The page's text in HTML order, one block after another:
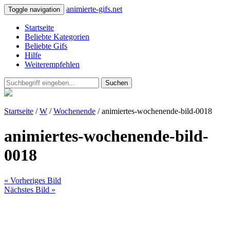
Toggle navigation animierte-gifs.net
Startseite
Beliebte Kategorien
Beliebte Gifs
Hilfe
Weiterempfehlen
Suchen
Startseite /W /Wochenende / animiertes-wochenende-bild-0018
animiertes-wochenende-bild-
0018
« Vorheriges Bild
Nächstes Bild »